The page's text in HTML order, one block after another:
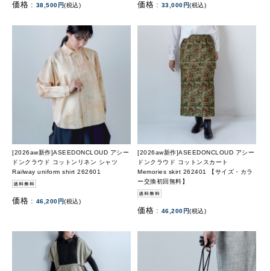
価格 : 38,500円(税込) 価格 : 33,000円(税込)
[2026aw新作]ASEEDONCLOUD アシー
ドンクラウド コットンリネン シャツ
Railway uniform shirt 262601
価格 : 46,200円(税込)
[2026aw新作]ASEEDONCLOUD アシー
ドンクラウド コットンスカート
Memories skirt 262401 【サイズ・カラ
ー交換初回無料】
価格 : 46,200円(税込)